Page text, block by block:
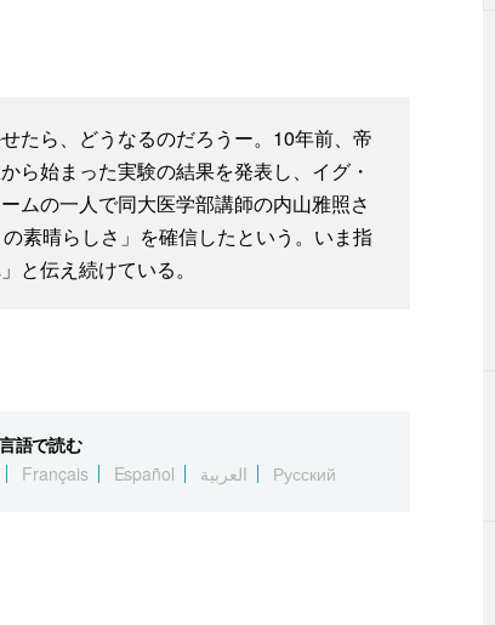
たら、どうなるのだろうー。10年前、帝
ら始まった実験の結果を発表し、イグ・
ムの一人で同大医学部講師の内山雅照さ
素晴らしさ」を確信したという。いま指
と伝え続けている。
語で読む
Français Español العربية Русский